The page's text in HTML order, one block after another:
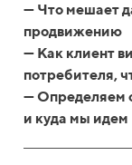
— Что мешает
продвижению
— Как клиент
потребителя,
— Определяем
и куда мы идем